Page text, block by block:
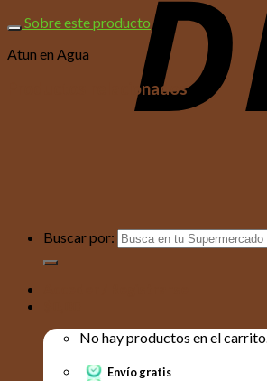
Buscar por:
No hay productos en el carrito.
Envío gratis
Sobre este producto
Atun en Agua
Productos relacionados